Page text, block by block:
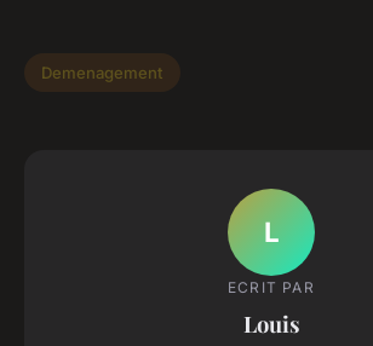
Demenagement
L
ECRIT PAR
Louis